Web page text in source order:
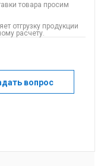
товара просим
отгрузку продукции
расчету.
вопрос